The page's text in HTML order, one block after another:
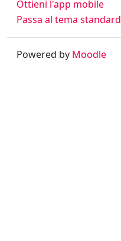
Ottieni l'app mobile
Passa al tema standard
Powered by Moodle